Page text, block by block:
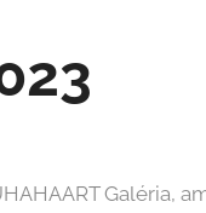
Galéria,